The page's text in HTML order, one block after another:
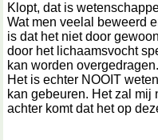
Klopt, dat is
Wat men veelal beweerd
is dat het niet door
door het lichaamsvocht
kan worden overgedragen.
Het is echter NOOIT
kan gebeuren. Het zal mij
achter komt dat het op